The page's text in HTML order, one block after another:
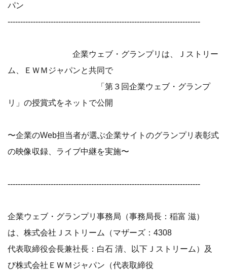
パン
----------------------------------------------------------------------------
企業ウェブ・グランプリは、Ｊストリー
ム、ＥＷＭジャパンと共同で
「第３回企業ウェブ・グランプ
リ」の授賞式をネットで公開
〜企業のWeb担当者が選ぶ企業サイトのグランプリ表彰式
の映像収録、ライブ中継を実施〜
----------------------------------------------------------------------------
企業ウェブ・グランプリ事務局（事務局長：稲富 滋）
は、株式会社Ｊストリーム（マザーズ：4308
代表取締役会長兼社長：白石 清、以下Ｊストリーム）及
び株式会社ＥＷＭジャパン（代表取締役